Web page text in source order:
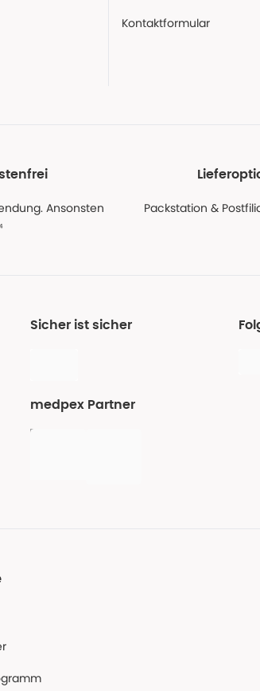
Kontaktformular
Ansonsten
Packstation &
Sicher ist sicher
medpex Partner